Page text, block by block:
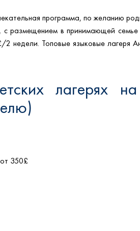
программа, по желанию
размещением в принимающей
недели. Топовые языковые
лагерях
от 350£